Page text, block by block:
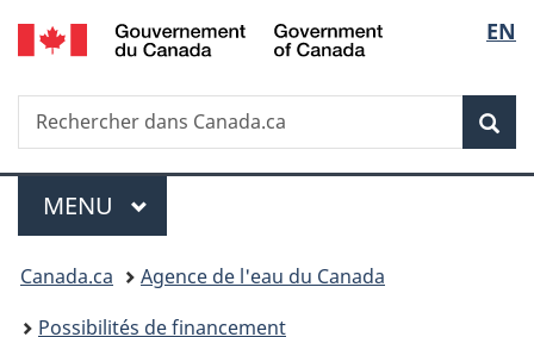
Passer
au
principal
Passer
à
Au
du
Passer
à
version
simplifiée
de
la
EN
Recherche
Rechercher
dans
Menu
MENU PRINCIPAL
Vous
êtes
Canada.ca
Agence de l'eau du Canada
Possibilités de financement